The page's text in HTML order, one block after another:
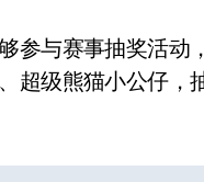
与赛事抽奖活动
超级熊猫小公仔，